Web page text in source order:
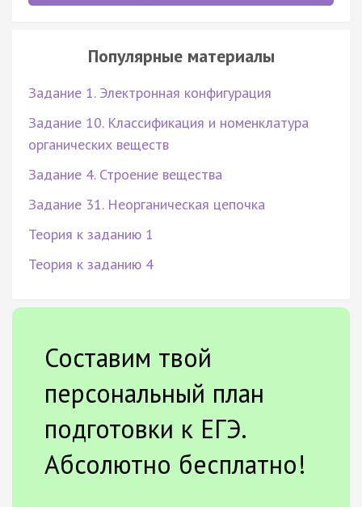
Популярные материалы
Задание 1. Электронная конфигурация
Задание 10. Классификация и номенклатура
органических веществ
Задание 4. Строение вещества
Задание 31. Неорганическая цепочка
Теория к заданию 1
Теория к заданию 4
Составим твой
персональный план
подготовки к ЕГЭ.
Абсолютно бесплатно!